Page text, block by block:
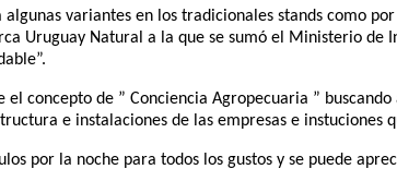
algunas variantes en los tradicionales stands como
Uruguay Natural a la que se sumó el Ministerio
concepto de ” Conciencia Agropecuaria ”
e instalaciones de las empresas e instuciones
por la noche para todos los gustos y se puede